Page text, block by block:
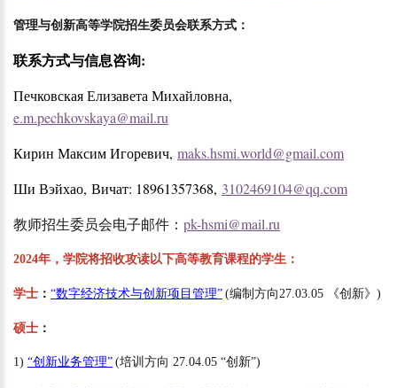
管理与创新高等学院招生委员会联系方式 ：
联系方式与信息咨询:
Печковская Елизавета Михайловна,
e.m.pechkovskaya@mail.ru
Кирин Максим Игоревич, maks.hsmi.world@gmail.com
Ши Вэйхао, Вичат: 18961357368, 3102469104@qq.com
教师招生委员会电子邮件： pk-hsmi@mail.ru
2024年 ， 学院将招收攻读以下高等教育课程的学生 ：
学士 ： “数字经济技术与创新项目管理” (编制方向27.03.05 《创新》 )
硕士 ：
1) “创新业务管理” (培训方向 27.04.05 “创新”)